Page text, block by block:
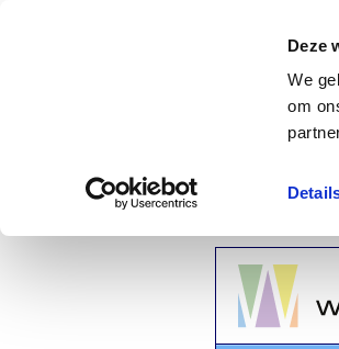
Deze
We
om